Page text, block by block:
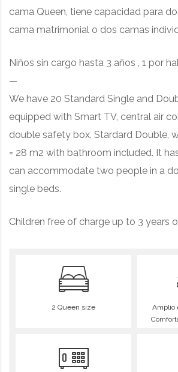
2 Queen size
Amplio
cama Queen, tiene capacidad para
cama matrimonial o dos camas
Niños sin cargo hasta 3 años , 1 por
—
We have 20 Standard Single and
equipped with Smart TV, central air
double safety box. Stardard Double,
= 28 m2 with bathroom included. It
can accommodate two people in a
single beds.
Children free of charge up to 3 years